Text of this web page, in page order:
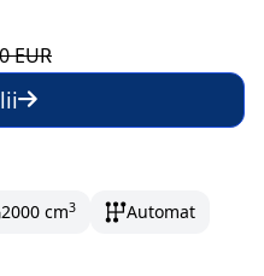
EUR
2000 cm3
Automat